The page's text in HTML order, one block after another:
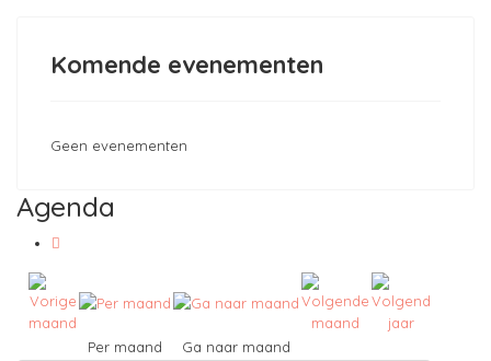
Komende evenementen
Geen evenementen
Agenda
Per maand Ga naar maand